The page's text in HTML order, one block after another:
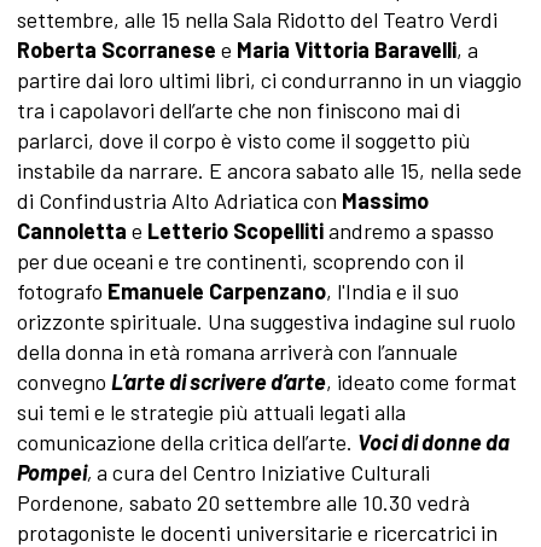
settembre, alle 15 nella Sala Ridotto del Teatro Verdi
Roberta Scorranese e Maria Vittoria Baravelli, a
partire dai loro ultimi libri, ci condurranno in un viaggio
tra i capolavori dell’arte che non finiscono mai di
parlarci, dove il corpo è visto come il soggetto più
instabile da narrare. E ancora sabato alle 15, nella sede
di Confindustria Alto Adriatica con Massimo
Cannoletta e Letterio Scopellitiandremo a spasso
per due oceani e tre continenti, scoprendo con il
fotografo Emanuele Carpenzano, l'India e il suo
orizzonte spirituale. Una suggestiva indagine sul ruolo
della donna in età romana arriverà con l’annuale
convegno L’arte di scrivere d’arte, ideato come format
sui temi e le strategie più attuali legati alla
comunicazione della critica dell’arte. Voci di donne da
Pompei, a cura del Centro Iniziative Culturali
Pordenone, sabato 20 settembre alle 10.30 vedrà
protagoniste le docenti universitarie e ricercatrici in